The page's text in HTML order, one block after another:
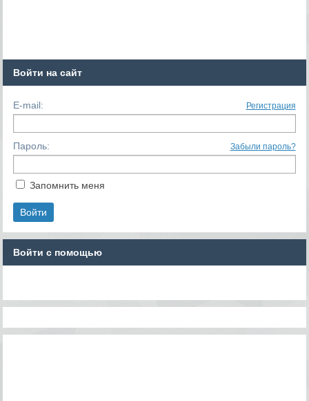
Войти на сайт
E-mail: Регистрация
Пароль: Забыли пароль?
Запомнить меня
Войти с помощью